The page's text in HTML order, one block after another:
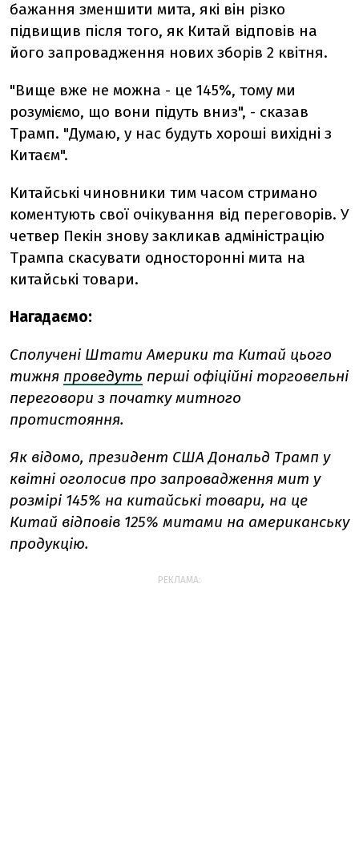
бажання зменшити мита, які він різко
підвищив після того, як Китай відповів на
його запровадження нових зборів 2 квітня.
"Вище вже не можна - це 145%, тому ми
розуміємо, що вони підуть вниз", - сказав
Трамп. "Думаю, у нас будуть хороші вихідні з
Китаєм".
Китайські чиновники тим часом стримано
коментують свої очікування від переговорів. У
четвер Пекін знову закликав адміністрацію
Трампа скасувати односторонні мита на
китайські товари.
Нагадаємо:
Сполучені Штати Америки та Китай цього
тижня проведуть перші офіційні торговельні
переговори з початку митного
протистояння.
Як відомо, президент США Дональд Трамп у
квітні оголосив про запровадження мит у
розмірі 145% на китайські товари, на це
Китай відповів 125% митами на американську
продукцію.
РЕКЛАМА: